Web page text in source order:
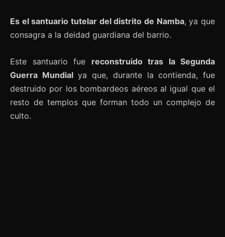
Es el santuario tutelar del distrito de Namba, ya que
consagra a la deidad guardiana del barrio.
Este santuario fue reconstruido tras la Segunda
Guerra Mundialya que, durante la contienda, fue
destruido por los bombardeos aéreos al igual que el
resto de templos que forman todo un complejo de
culto.